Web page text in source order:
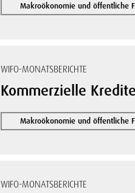
Makroökonomie und öffentliche
WIFO-MONATSBERICHTE
Kommerzielle
Makroökonomie und öffentliche
WIFO-MONATSBERICHTE